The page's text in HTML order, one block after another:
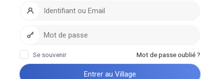
Se souvenir Mot de passe oublié ?
Entrer au Village